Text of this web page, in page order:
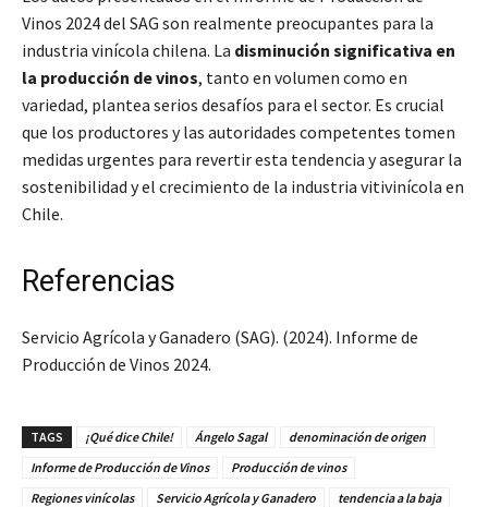
Vinos 2024 del SAG son realmente preocupantes para la
industria vinícola chilena. La disminución significativa en
la producción de vinos, tanto en volumen como en
variedad, plantea serios desafíos para el sector. Es crucial
que los productores y las autoridades competentes tomen
medidas urgentes para revertir esta tendencia y asegurar la
sostenibilidad y el crecimiento de la industria vitivinícola en
Chile.
Referencias
Servicio Agrícola y Ganadero (SAG). (2024). Informe de
Producción de Vinos 2024.
TAGS ¡Qué dice Chile! Ángelo Sagal
denominación de origen
Informe de Producción de Vinos
Producción de vinos
Regiones vinícolas
Servicio Agrícola y Ganadero
tendencia a la baja